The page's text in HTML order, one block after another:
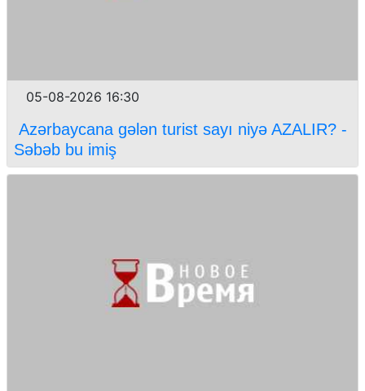
05-08-2026 16:30
Azərbaycana gələn turist sayı niyə AZALIR? -
Səbəb bu imiş